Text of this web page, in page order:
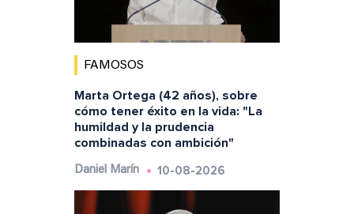
FAMOSOS
Marta Ortega (42 años), sobre
cómo tener éxito en la vida: "La
humildad y la prudencia
combinadas con ambición"
Daniel Marín 10-08-2026